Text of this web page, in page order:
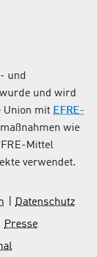
und
und wird
Union mit EFRE-
wie
Mittel
verwendet.
Datenschutz
Presse